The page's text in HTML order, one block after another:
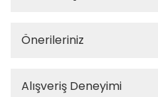
Önerileriniz
Alışveriş Deneyimi